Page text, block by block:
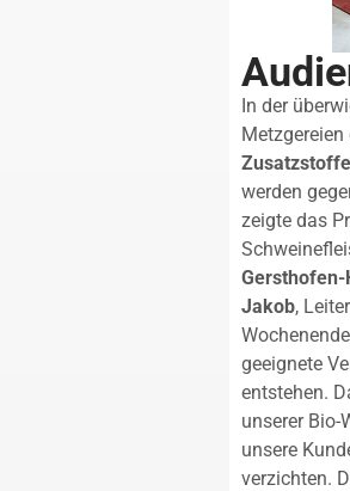
In der
Zusatzstoffe
werden
zeigte das
Jakob,
geeignete
entstehen.
unserer Bio-
unsere
verzichten.